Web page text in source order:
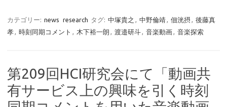
カテゴリー: news research タグ: 中塚貴之 , 中野倫靖, 佃洸摂, 後藤真
孝, 時刻同期コメント , 木下裕一朗 , 渡邉研斗, 音楽動画, 音楽探索
第209回HCI研究会にて「動画共
有サービス上の興味を引く時刻